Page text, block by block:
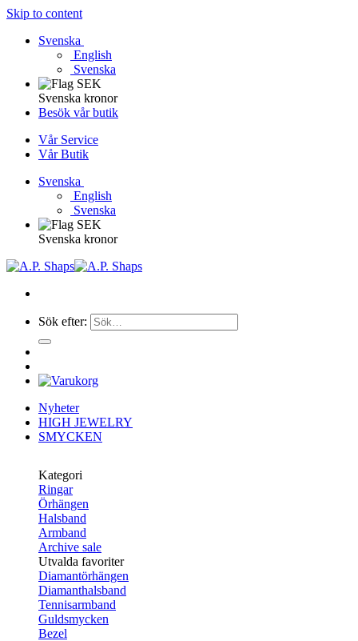
Skip to content
Svenska
English
Svenska
Svenska kronor
Besök vår butik
Vår Service
Vår Butik
Svenska
English
Svenska
Svenska kronor
Sök efter:
Nyheter
HIGH JEWELRY
SMYCKEN
Kategori
Ringar
Örhängen
Halsband
Armband
Archive sale
Utvalda favoriter
Diamantörhängen
Diamanthalsband
Tennisarmband
Guldsmycken
Bezel